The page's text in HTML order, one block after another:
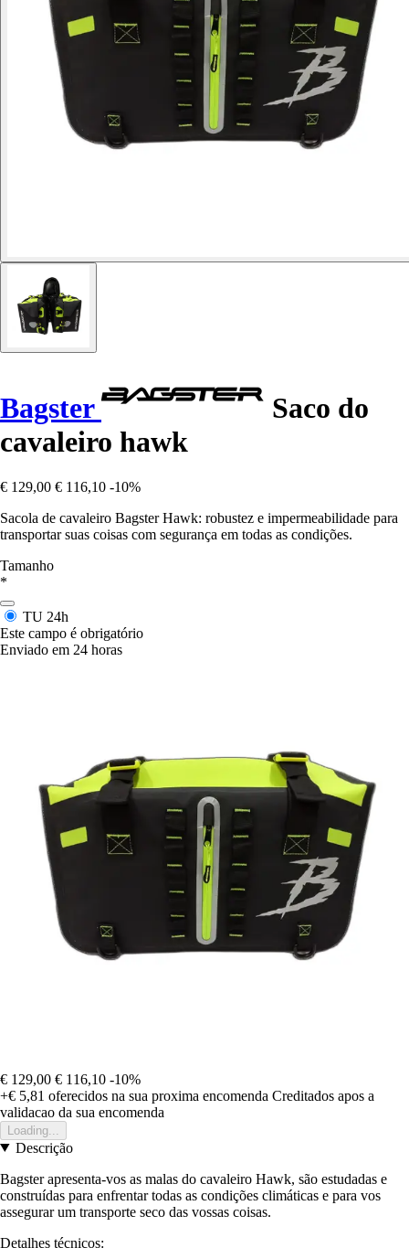
Bagster
Saco do
cavaleiro hawk
€ 129,00 € 116,10 -10%
Sacola de cavaleiro Bagster Hawk: robustez e impermeabilidade para
transportar suas coisas com segurança em todas as condições.
Tamanho
*
TU 24h
Este campo é obrigatório
Enviado em 24 horas
€ 129,00 € 116,10 -10%
+€ 5,81 oferecidos na sua proxima encomenda Creditados apos a
validacao da sua encomenda
Loading...
Descrição
Bagster apresenta-vos as malas do cavaleiro Hawk, são estudadas e
construídas para enfrentar todas as condições climáticas e para vos
assegurar um transporte seco das vossas coisas.
Detalhes técnicos: